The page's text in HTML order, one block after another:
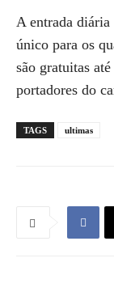
A entrada
único para os
são gratuitas
portadores do
TAGS ultimas